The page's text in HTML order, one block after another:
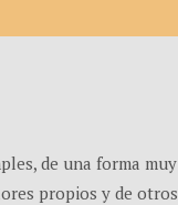
de una forma
propios y de